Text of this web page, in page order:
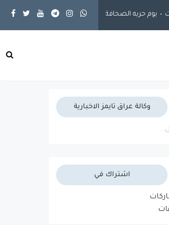
حريه الصحافة محلية ارتفاع مشاريع الجهد الخدمي إلى 925 مشروعاً.. وإنجاز 651 مشروعاً
وكالة عراق تايمز الاخبارية
اشتراك في